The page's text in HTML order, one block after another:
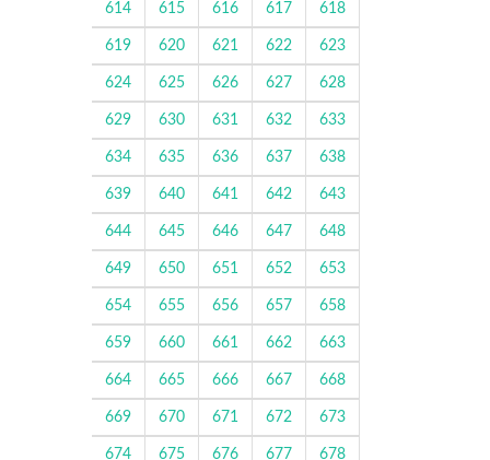
614 615 616 617 618
619 620 621 622 623
624 625 626 627 628
629 630 631 632 633
634 635 636 637 638
639 640 641 642 643
644 645 646 647 648
649 650 651 652 653
654 655 656 657 658
659 660 661 662 663
664 665 666 667 668
669 670 671 672 673
674 675 676 677 678